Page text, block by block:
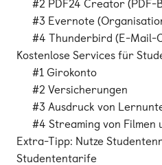
#2 PDF24 Creator
#3 Evernote
#4 Thunderbird (E-Mail-
Kostenlose Services für
#1 Girokonto
#2 Versicherungen
#3 Ausdruck von
#4 Streaming von Filmen
Extra-Tipp: Nutze
Studententarife